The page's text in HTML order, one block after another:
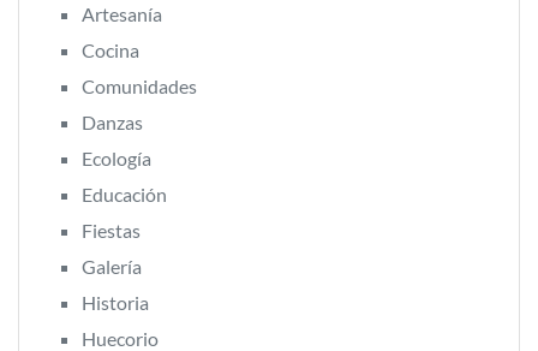
Artesanía
Cocina
Comunidades
Danzas
Ecología
Educación
Fiestas
Galería
Historia
Huecorio